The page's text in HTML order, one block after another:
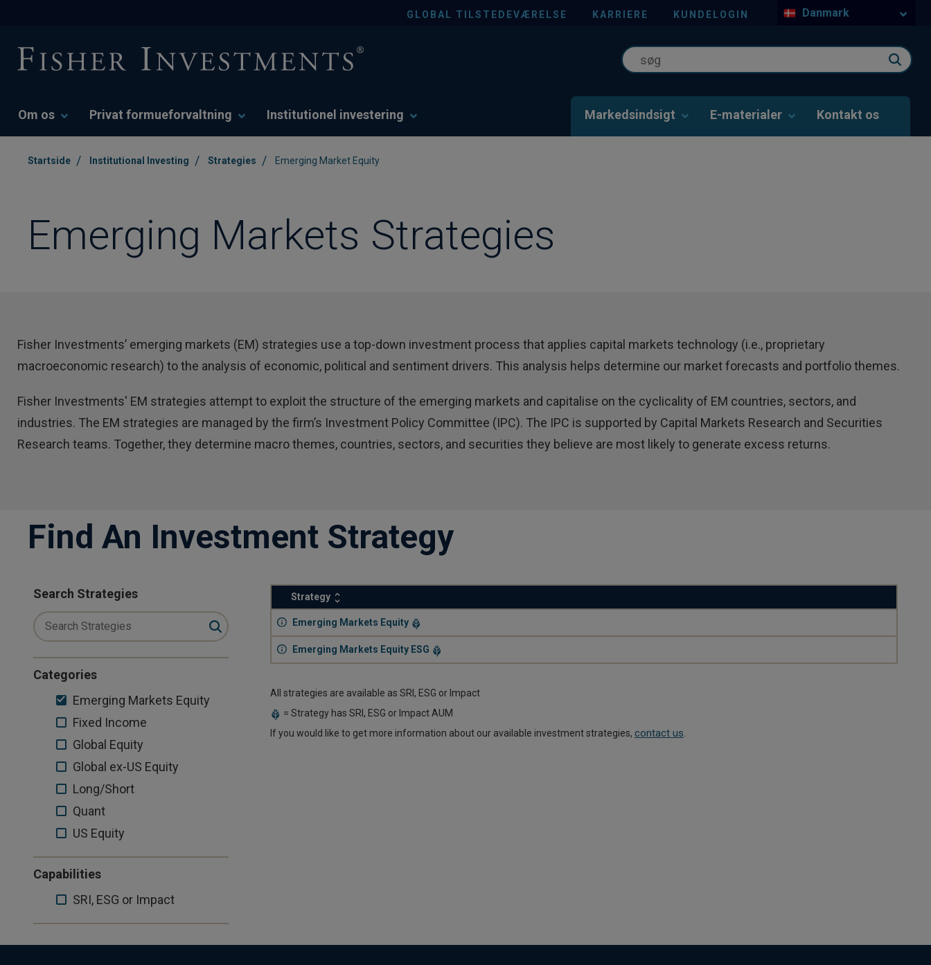
GLOBAL TILSTEDEVÆRELSE KARRIERE KUNDELOGIN Danmark
Om os Privat formueforvaltning Institutionel investering Markedsindsigt E-materialer Kontakt os
Startside / Institutional Investing / Strategies / Emerging Market Equity
Emerging Markets Strategies
Fisher Investments’ emerging markets (EM) strategies use a top-down investment process that applies capital markets technology (i.e., proprietary
macroeconomic research) to the analysis of economic, political and sentiment drivers. This analysis helps determine our market forecasts and portfolio themes.
Fisher Investments' EM strategies attempt to exploit the structure of the emerging markets and capitalise on the cyclicality of EM countries, sectors, and
industries. The EM strategies are managed by the firm’s Investment Policy Committee (IPC). The IPC is supported by Capital Markets Research and Securities
Research teams. Together, they determine macro themes, countries, sectors, and securities they believe are most likely to generate excess returns.
Find An Investment Strategy
Search Strategies
Categories
Emerging
Markets
Equity
Emerging Markets Equity
Fixed
Income
Fixed Income
Global
Equity
Global Equity
Global
ex-
US
Global ex-US Equity
Long/Short
Long/Short
QuantQuant
US US Equity
Capabilities
SRI,SRI, ESG or Impact
Strategy
Emerging Markets Equity .
Emerging Markets Equity ESG .
All strategies are available as SRI, ESG or Impact
= Strategy has SRI, ESG or Impact AUM
If you would like to get more information about our available investment strategies, contact us.